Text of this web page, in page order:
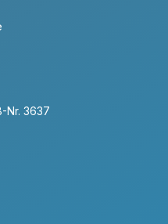
Nr. 3637